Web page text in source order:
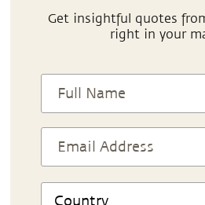
Get insightful quotes
right in your